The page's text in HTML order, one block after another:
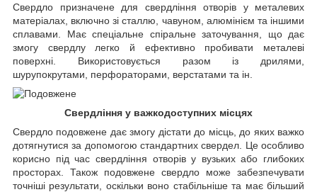
Свердло призначене для свердління отворів у металевих
матеріалах, включно зі сталлю, чавуном, алюмінієм та іншими
сплавами. Має спеціальне спіральне заточування, що дає
змогу свердлу легко й ефективно пробивати металеві
поверхні. Використовується разом із дрилями,
шурупокрутами, перфораторами, верстатами та ін.
Свердління у важкодоступних місцях
Свердло подовжене дає змогу дістати до місць, до яких важко
дотягнутися за допомогою стандартних свердел. Це особливо
корисно під час свердління отворів у вузьких або глибоких
просторах. Також подовжене свердло може забезпечувати
точніші результати, оскільки воно стабільніше та має більший